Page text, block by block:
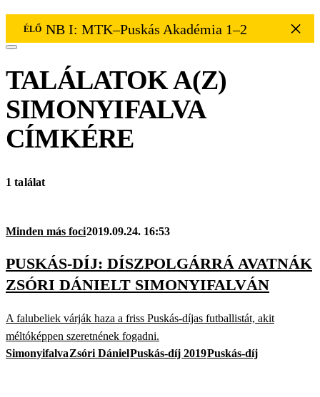
ÉLŐ NB I: MTK–Puskás Akadémia 1–2
TALÁLATOK A(Z)
SIMONYIFALVA
CÍMKÉRE
1 találat
Minden más foci2019.09.24. 16:53
PUSKÁS-DÍJ: DÍSZPOLGÁRRÁ AVATNÁK
ZSÓRI DÁNIELT SIMONYIFALVÁN
A falubeliek várják haza a friss Puskás-díjas futballistát, akit
méltóképpen szeretnének fogadni.
SimonyifalvaZsóri DánielPuskás-díj 2019Puskás-díj